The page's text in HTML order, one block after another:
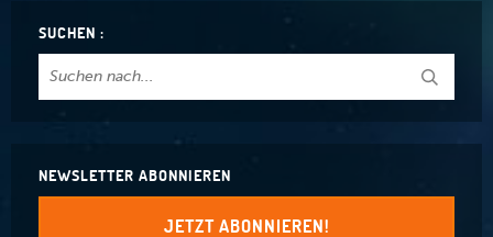
SUCHEN :
NEWSLETTER ABONNIEREN
JETZT ABONNIEREN!